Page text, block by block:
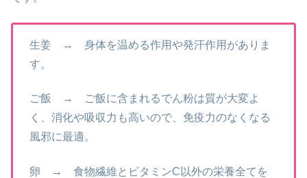
生姜 → 身体を温める作用や発汗作用がありま
す。
ご飯 → ご飯に含まれるでん粉は質が大変よ
く、消化や吸収力も高いので、免疫力のなくなる
風邪に最適。
卵 → 食物繊維とビタミンC以外の栄養全てを